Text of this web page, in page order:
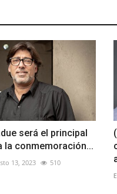
será el principal
la conmemoración...
13, 2023 510